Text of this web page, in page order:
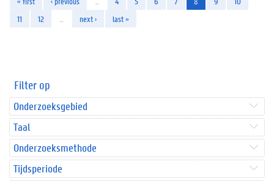
11
12 next › last »
Filter op
Onderzoeksgebied
Taal
Onderzoeksmethode
Tijdsperiode